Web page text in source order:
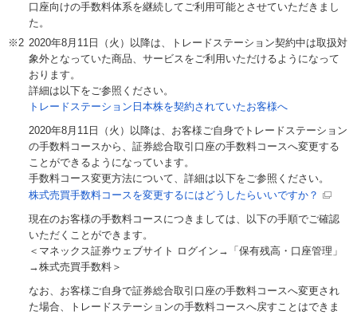
口座向けの手数料体系を継続してご利用可能とさせていただきまし
た。
2020年8月11日（火）以降は、トレードステーション契約中は取扱対
象外となっていた商品、サービスをご利用いただけるようになって
おります。
詳細は以下をご参照ください。
トレードステーション日本株を契約されていたお客様へ
2020年8月11日（火）以降は、お客様ご自身でトレードステーション
の手数料コースから、証券総合取引口座の手数料コースへ変更する
ことができるようになっています。
手数料コース変更方法について、詳細は以下をご参照ください。
株式売買手数料コースを変更するにはどうしたらいいですか？
現在のお客様の手数料コースにつきましては、以下の手順でご確認
いただくことができます。
＜マネックス証券ウェブサイト ログイン→「保有残高・口座管理」
→株式売買手数料＞
なお、お客様ご自身で証券総合取引口座の手数料コースへ変更され
た場合、トレードステーションの手数料コースへ戻すことはできま